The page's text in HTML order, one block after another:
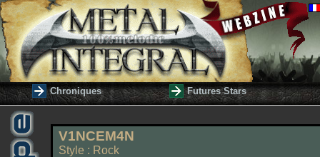
Chroniques Futures Stars
V1NCEM4N
Style : Rock